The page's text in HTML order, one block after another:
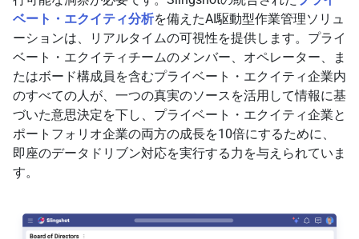
ベート・エクイティ分析を備えたAI駆動型作業管理ソリュ
ーションは、リアルタイムの可視性を提供します。プライ
ベート・エクイティチームのメンバー、オペレーター、ま
たはボード構成員を含むプライベート・エクイティ企業内
のすべての人が、一つの真実のソースを活用して情報に基
づいた意思決定を下し、プライベート・エクイティ企業と
ポートフォリオ企業の両方の成長を10倍にするために、
即座のデータドリブン対応を実行する力を与えられていま
す。